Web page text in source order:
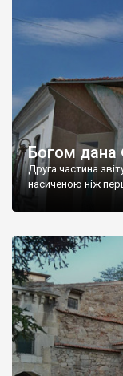
Богом дана
Друга частина
насиченою ніж